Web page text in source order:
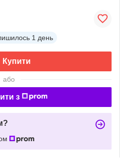
1 день
Купити
або
з